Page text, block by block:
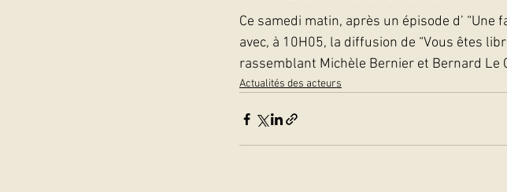
Ce samedi matin, après un épisode d’
avec, à 10H05, la diffusion de “Vous êtes
rassemblant Michèle Bernier et Bernard Le
Actualités des acteurs